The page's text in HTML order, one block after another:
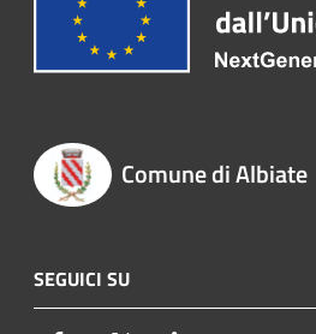
Comune di Albiate
SEGUICI SU